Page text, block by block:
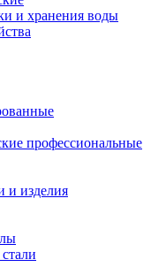
и хранения воды
профессиональные
и изделия